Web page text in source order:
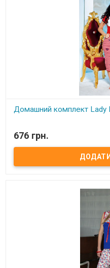
Домашний комплект Lady
Состав:
ST (от 42 до 48 или
Lady Lingeries
676 грн.